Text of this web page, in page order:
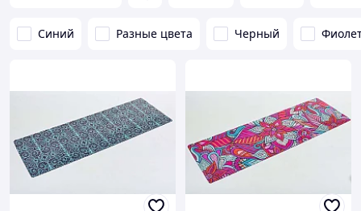
Синий Разные цвета Черный